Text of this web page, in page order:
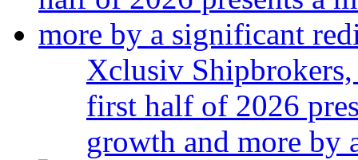
Xclusiv
first half of 2026
growth and more